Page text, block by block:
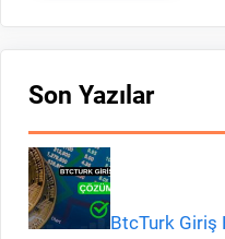
Son Yazılar
BtcTurk Giriş